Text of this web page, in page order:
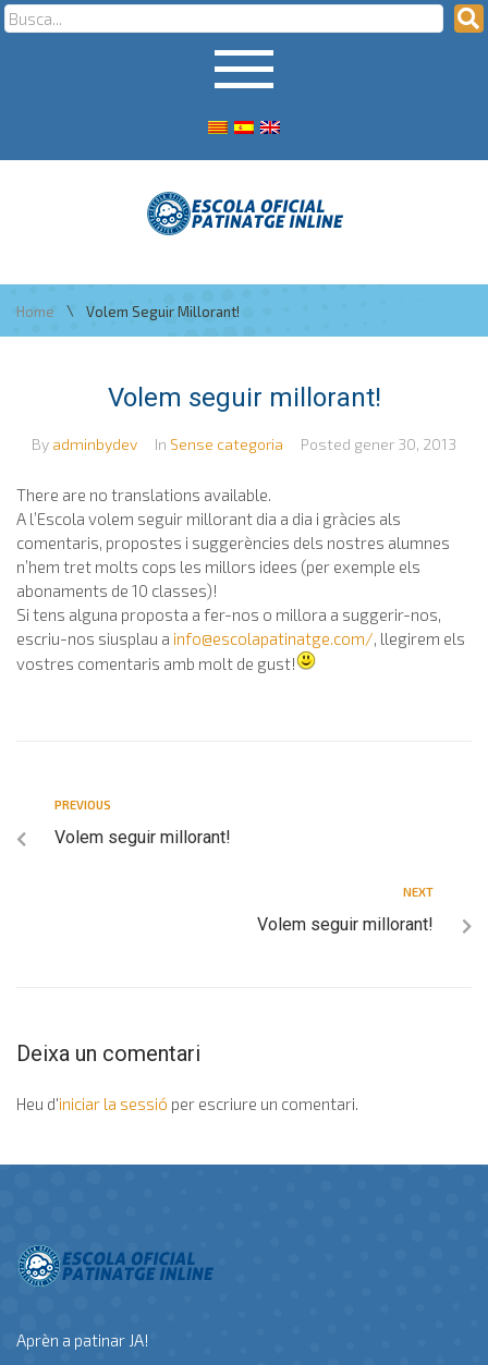
Home \ Volem Seguir Millorant!
Volem seguir millorant!
By adminbydev In Sense categoria Posted gener 30, 2013
There are no translations available.
A l’Escola volem seguir millorant dia a dia i gràcies als
comentaris, propostes i suggerències dels nostres alumnes
n’hem tret molts cops les millors idees (per exemple els
abonaments de 10 classes)!
Si tens alguna proposta a fer-nos o millora a suggerir-nos,
escriu-nos siusplau a info@escolapatinatge.com/, llegirem els
vostres comentaris amb molt de gust!
PREVIOUS
Volem seguir millorant!
NEXT
Volem seguir millorant!
Deixa un comentari
Heu d'iniciar la sessió per escriure un comentari.
Aprèn a patinar JA!